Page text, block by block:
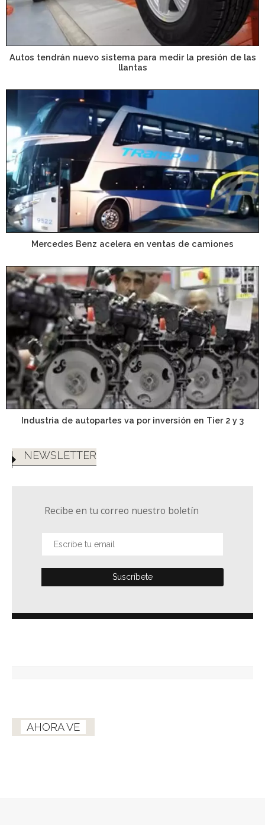
Autos tendrán nuevo sistema para medir la presión de las
llantas
Mercedes Benz acelera en ventas de camiones
Industria de autopartes va por inversión en Tier 2 y 3
NEWSLETTER
Recibe en tu correo nuestro boletín
AHORA VE